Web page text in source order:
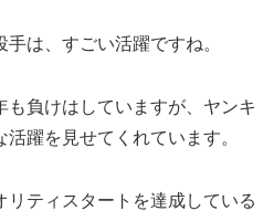
は、すごい活躍ですね。
も負けはしていますが、ヤンキ
躍を見せてくれています。
ティスタートを達成している